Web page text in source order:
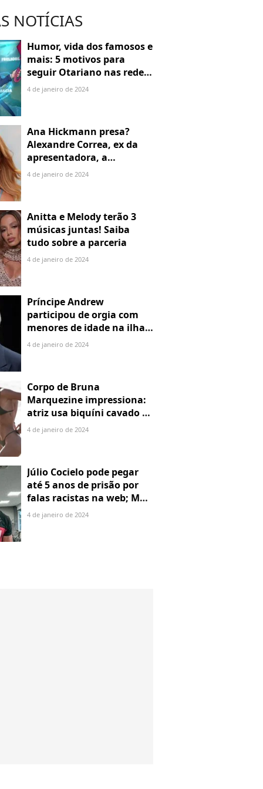
NOTÍCIAS
Humor, vida dos famosos e
mais: 5 motivos para
seguir Otariano nas redes
sociais
4 de janeiro de 2024
Ana Hickmann presa?
Alexandre Correa, ex da
apresentadora, a
denuncia por alienação
4 de janeiro de 2024
Anitta e Melody terão 3
músicas juntas! Saiba
tudo sobre a parceria
4 de janeiro de 2024
Príncipe Andrew
participou de orgia com
menores de idade na ilha
de Jeffrey Epstein, chefe de
4 de janeiro de 2024
Corpo de Bruna
Marquezine impressiona:
atriz usa biquíni cavado e
body chain ao chegar em
4 de janeiro de 2024
Júlio Cocielo pode pegar
até 5 anos de prisão por
falas racistas na web; MPF
identificou 9 posts com
4 de janeiro de 2024